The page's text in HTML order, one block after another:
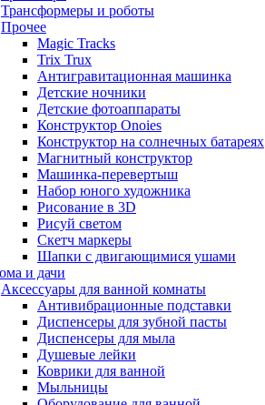
Трансформеры и роботы
Прочее
Magic Tracks
Trix Trux
Антигравитационная машинка
Детские ночники
Детские фотоаппараты
Конструктор Onoies
Конструктор на солнечных батареях
Магнитный конструктор
Машинка-перевертыш
Набор юного художника
Рисование в 3D
Рисуй светом
Скетч маркеры
Шапки с двигающимися ушами
и дачи
Аксессуары для ванной комнаты
Антивибрационные подставки
Диспенсеры для зубной пасты
Диспенсеры для мыла
Душевые лейки
Коврики для ванной
Мыльницы